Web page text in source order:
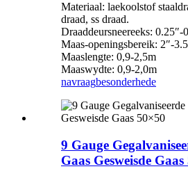
Materiaal: laekoolstof
draad, ss draad.
Draaddeursneereeks: 0.25″-
Maas-openingsbereik: 2″-
Maaslengte: 0,9-2,5m
Maaswydte: 0,9-2,0m
navraagbesonderhede
9 Gauge
Gaas Gesweisde